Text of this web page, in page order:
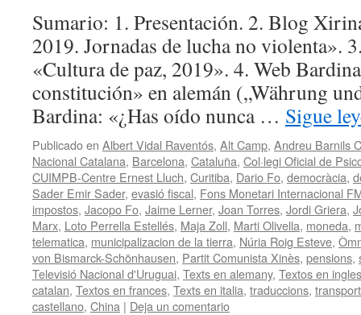
Sumario: 1. Presentación. 2. Blog
2019. Jornadas de lucha no violenta».
«Cultura de paz, 2019». 4. Web
constitución» en alemán („Währung
Bardina: «¿Has oído nunca … Sigue
Publicado en Albert Vidal Raventós, Alt Camp, Andreu Barnils
Nacional Catalana, Barcelona, Cataluña, Col·legi Oficial de
CUIMPB-Centre Ernest Lluch, Curitiba, Dario Fo, democràcia,
Sader Emir Sader, evasió fiscal, Fons Monetari Internacional
impostos, Jacopo Fo, Jaime Lerner, Joan Torres, Jordi Griera,
Marx, Loto Perrella Estellés, Maja Zoll, Marti Olivella, moneda,
telematica, municipalizacion de la tierra, Núria Roig Esteve,
von Bismarck-Schönhausen, Partit Comunista Xinès, pensions,
Televisió Nacional d'Uruguai, Texts en alemany, Textos en ingles
catalan, Textos en frances, Texts en italia, traduccions,
castellano, China | Deja un comentario